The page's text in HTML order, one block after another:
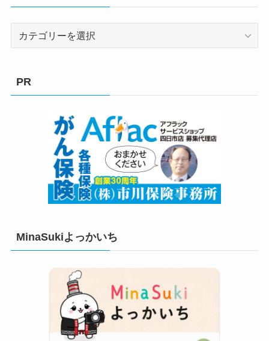
PR
MinaSukiよっかいち